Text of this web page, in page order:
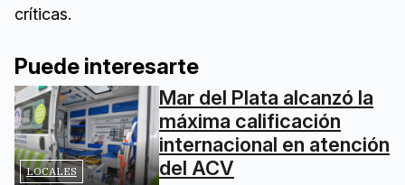
críticas.
Puede interesarte
LOCALES
Mar del Plata alcanzó la
máxima calificación
internacional en atención
del ACV